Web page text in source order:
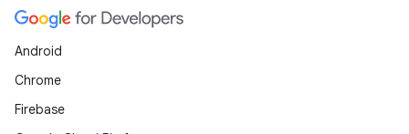
Android
Chrome
Firebase